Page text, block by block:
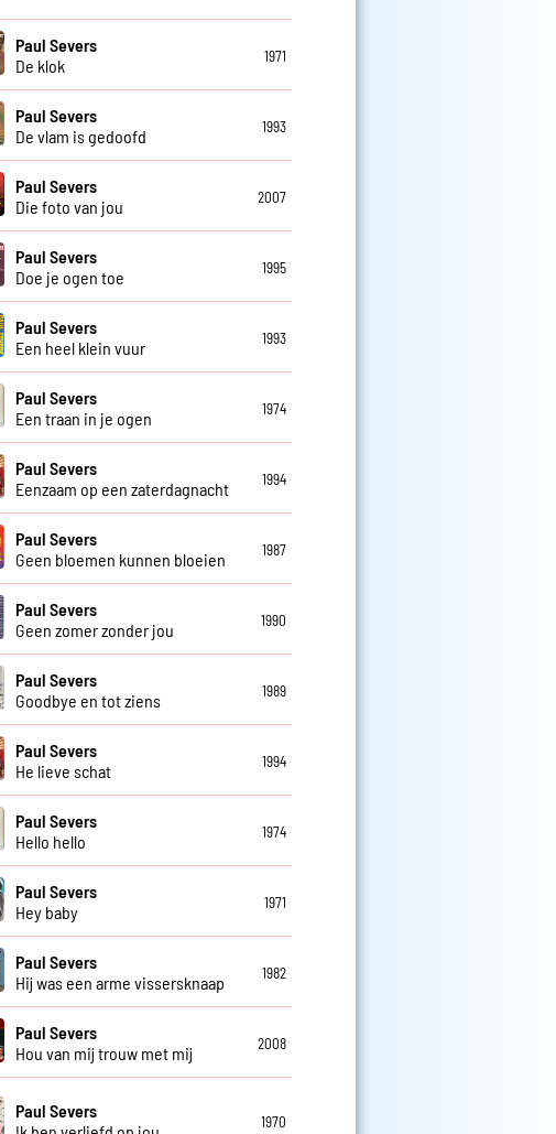
Paul Severs
De klok
1971
Paul Severs
De vlam is gedoofd
1993
Paul Severs
Die foto van jou
2007
Paul Severs
Doe je ogen toe
1995
Paul Severs
Een heel klein vuur
1993
Paul Severs
Een traan in je ogen
1974
Paul Severs
Eenzaam op een zaterdagnacht
1994
Paul Severs
Geen bloemen kunnen bloeien
1987
Paul Severs
Geen zomer zonder jou
1990
Paul Severs
Goodbye en tot ziens
1989
Paul Severs
He lieve schat
1994
Paul Severs
Hello hello
1974
Paul Severs
Hey baby
1971
Paul Severs
Hij was een arme vissersknaap
1982
Paul Severs
Hou van mij trouw met mij
2008
Paul Severs
1970